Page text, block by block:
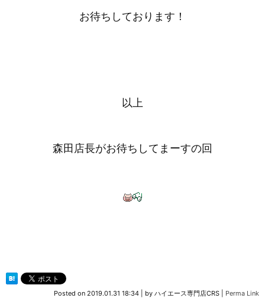
お待ちしております！
以上
森田店長がお待ちしてまーすの回
Posted on 2019.01.31 18:34 by ハイエース専門店CRS Perma Link